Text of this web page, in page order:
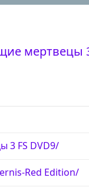
мертвецы
3 FS DVD9/
Red Edition/